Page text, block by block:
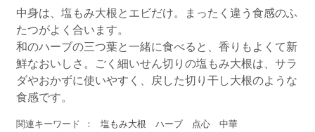
中身は、塩もみ大根とエビだけ。まったく違う食感のふ
たつがよく合います。
和のハーブの三つ葉と一緒に食べると、香りもよくて新
鮮なおいしさ。ごく細いせん切りの塩もみ大根は、サラ
ダやおかずに使いやすく、戻した切り干し大根のような
食感です。
関連キーワード 塩もみ大根 ハーブ 点心
中華